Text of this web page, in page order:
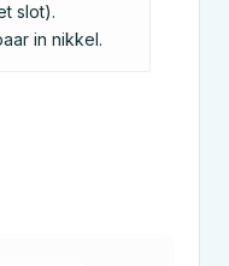
slot).
in nikkel.